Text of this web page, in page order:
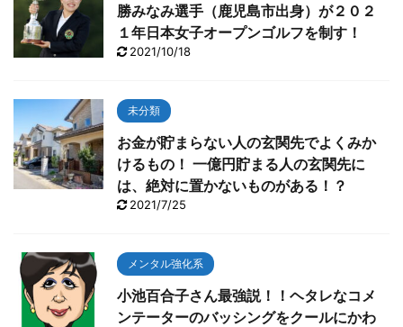
勝みなみ選手（鹿児島市出身）が２０２
１年日本女子オープンゴルフを制す！
2021/10/18
未分類
お金が貯まらない人の玄関先でよくみか
けるもの！ 一億円貯まる人の玄関先に
は、絶対に置かないものがある！？
2021/7/25
メンタル強化系
小池百合子さん最強説！！ヘタレなコメ
ンテーターのバッシングをクールにかわ